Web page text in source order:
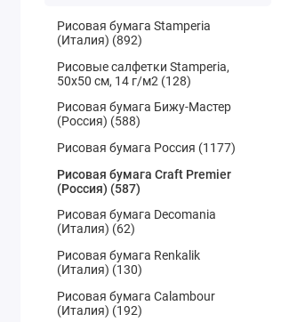
Рисовая бумага Stamperia
(Италия) (892)
Рисовые салфетки Stamperia,
50х50 см, 14 г/м2 (128)
Рисовая бумага Бижу-Мастер
(Россия) (588)
Рисовая бумага Россия (1177)
Рисовая бумага Craft Premier
(Россия) (587)
Рисовая бумага Decomania
(Италия) (62)
Рисовая бумага Renkalik
(Италия) (130)
Рисовая бумага Calambour
(Италия) (192)